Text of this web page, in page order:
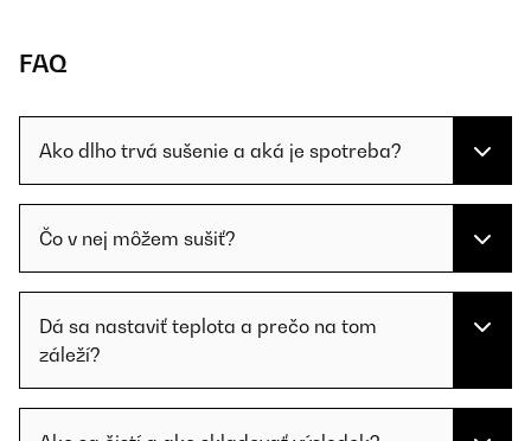
FAQ
Ako dlho trvá sušenie a aká je spotreba?
Čo v nej môžem sušiť?
Dá sa nastaviť teplota a prečo na tom
záleží?